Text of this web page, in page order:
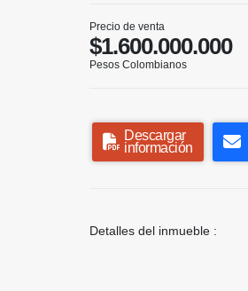
Precio de venta
$1.600.000.000
Pesos Colombianos
Descargar
información
Detalles del inmueble :